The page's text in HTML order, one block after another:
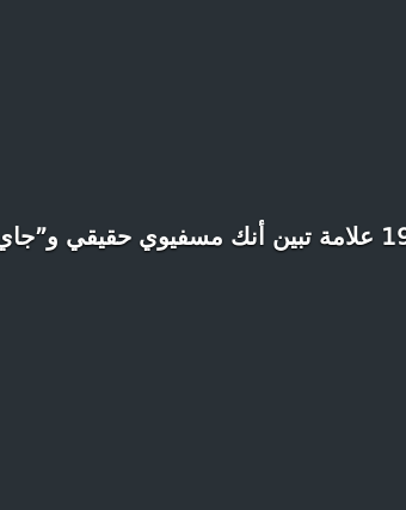
حقيقي و”جاي على سوينغ”